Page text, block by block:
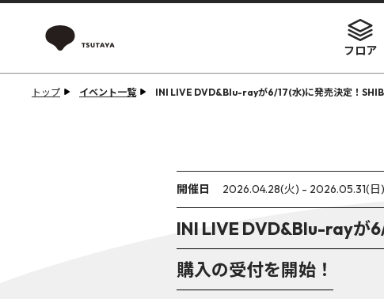
フロア
トップ イベント一覧 INI LIVE DVD&Blu-rayが6/17(水)に発売決定！
開催日 2026.04.28(火) - 2026.05.31(日)
INI LIVE DVD&Blu-rayが
購入の受付を開始！